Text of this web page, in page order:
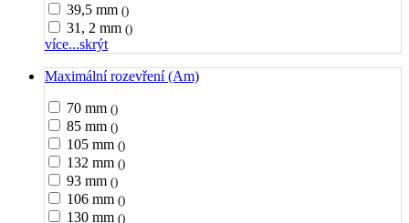
39,5 mm ()
31, 2 mm ()
více...skrýt
Maximální rozevření (Am)
70 mm ()
85 mm ()
105 mm ()
132 mm ()
93 mm ()
106 mm ()
130 mm ()